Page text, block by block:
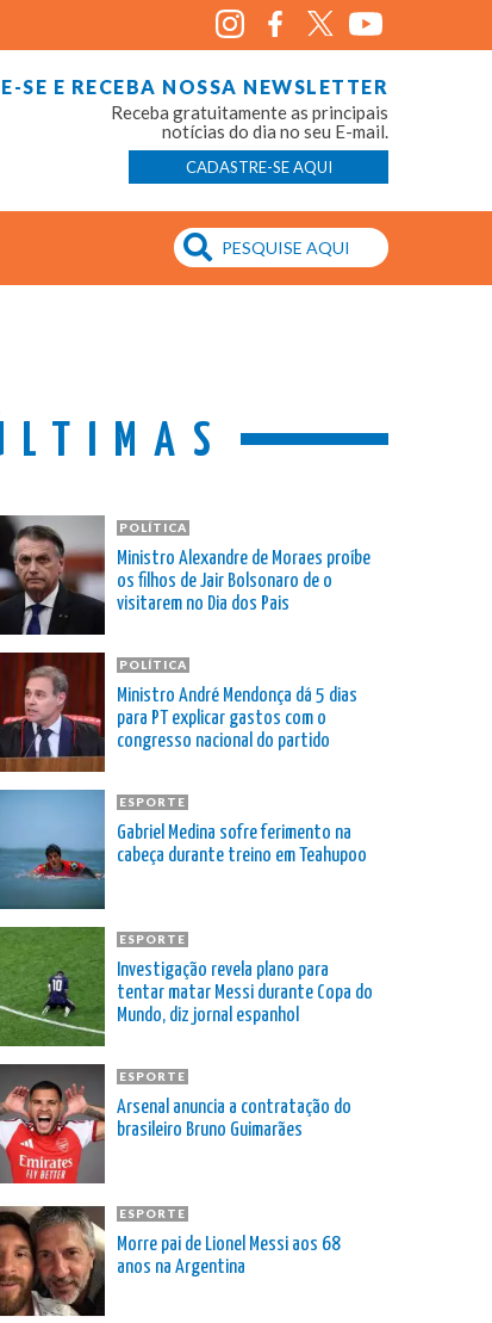
SE E RECEBA NOSSA NEWSLETTER
Receba gratuitamente as principais
notícias do dia no seu E-mail.
CADASTRE-SE AQUI
POLÍTICA
Ministro Alexandre de Moraes proíbe
os filhos de Jair Bolsonaro de o
visitarem no Dia dos Pais
POLÍTICA
Ministro André Mendonça dá 5 dias
para PT explicar gastos com o
congresso nacional do partido
ESPORTE
Gabriel Medina sofre ferimento na
cabeça durante treino em Teahupoo
ESPORTE
Investigação revela plano para
tentar matar Messi durante Copa do
Mundo, diz jornal espanhol
ESPORTE
Arsenal anuncia a contratação do
brasileiro Bruno Guimarães
ESPORTE
Morre pai de Lionel Messi aos 68
anos na Argentina